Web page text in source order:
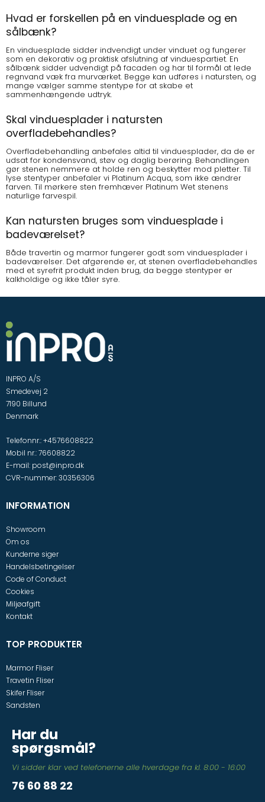
Hvad er forskellen på en vinduesplade og en
sålbænk?
En vinduesplade sidder indvendigt under vinduet og fungerer
som en dekorativ og praktisk afslutning af vinduespartiet. En
sålbænk sidder udvendigt på facaden og har til formål at lede
regnvand væk fra murværket. Begge kan udføres i natursten, og
mange vælger samme stentype for at skabe et
sammenhængende udtryk.
Skal vinduesplader i natursten
overfladebehandles?
Overfladebehandling anbefales altid til vinduesplader, da de er
udsat for kondensvand, støv og daglig berøring. Behandlingen
gør stenen nemmere at holde ren og beskytter mod pletter. Til
lyse stentyper anbefaler vi Platinum Acqua, som ikke ændrer
farven. Til mørkere sten fremhæver Platinum Wet stenens
naturlige farvespil.
Kan natursten bruges som vinduesplade i
badeværelset?
Både travertin og marmor fungerer godt som vinduesplader i
badeværelser. Det afgørende er, at stenen overfladebehandles
med et syrefrit produkt inden brug, da begge stentyper er
kalkholdige og ikke tåler syre.
INPRO A/S
Smedevej 2
7190 Billund
Denmark
Telefonnr.:+4576608822
Mobil nr.:76608822
E-mail: post@inpro.dk
CVR-nummer:30356306
INFORMATION
Showroom
Om os
Kunderne siger
Handelsbetingelser
Code of Conduct
Cookies
Miljøafgift
Kontakt
TOP PRODUKTER
Marmor Fliser
Travetin Fliser
Skifer Fliser
Sandsten
Har du
spørgsmål?
Vi sidder klar ved telefonerne alle hverdage fra kl. 8:00 - 16:00
76 60 88 22